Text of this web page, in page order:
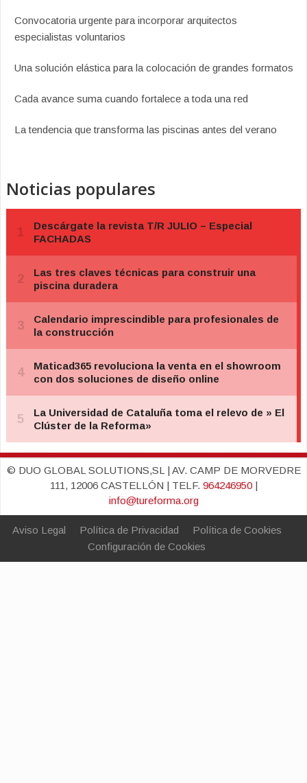
Convocatoria urgente para incorporar arquitectos
especialistas voluntarios
Una solución elástica para la colocación de grandes formatos
Cada avance suma cuando fortalece a toda una red
La tendencia que transforma las piscinas antes del verano
Noticias populares
© DUO GLOBAL SOLUTIONS,SL | AV. CAMP DE MORVEDRE
111, 12006 CASTELLÓN | TELF. 964246950|
info@tureforma.org
Aviso Legal Política de Privacidad
Política de Cookies
Configuración de Cookies